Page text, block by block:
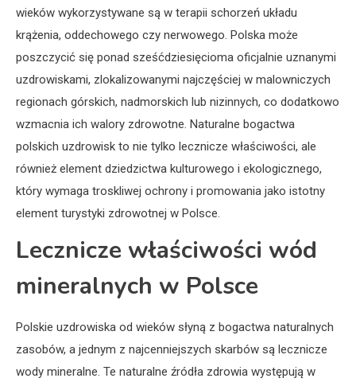
wieków wykorzystywane są w terapii schorzeń układu
krążenia, oddechowego czy nerwowego. Polska może
poszczycić się ponad sześćdziesięcioma oficjalnie uznanymi
uzdrowiskami, zlokalizowanymi najczęściej w malowniczych
regionach górskich, nadmorskich lub nizinnych, co dodatkowo
wzmacnia ich walory zdrowotne. Naturalne bogactwa
polskich uzdrowisk to nie tylko lecznicze właściwości, ale
również element dziedzictwa kulturowego i ekologicznego,
który wymaga troskliwej ochrony i promowania jako istotny
element turystyki zdrowotnej w Polsce.
Lecznicze właściwości wód
mineralnych w Polsce
Polskie uzdrowiska od wieków słyną z bogactwa naturalnych
zasobów, a jednym z najcenniejszych skarbów są lecznicze
wody mineralne. Te naturalne źródła zdrowia występują w